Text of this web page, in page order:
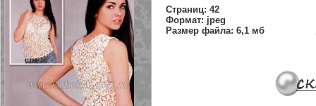
Страниц: 42
Формат: jpeg
Размер файла: 6,1 мб